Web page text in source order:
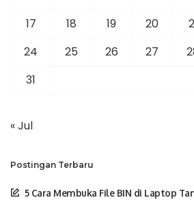
17
18 19 20
24
25 26 27
31
« Jul
Postingan Terbaru
5 Cara Membuka File BIN di Laptop